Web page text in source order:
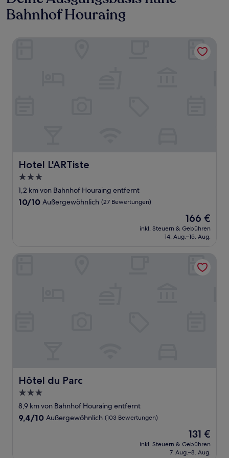
Bahnhof Houraing
Hotel L'ARTiste
Hotel L'ARTiste
3.0-
Sterne-
Unterkunft
1,2 km von Bahnhof Houraing entfernt
10.0
10/10 Außergewöhnlich (27 Bewertungen)
Der
Preis
beträgt
166 €
inkl. Steuern & Gebühren
14. Aug.–15. Aug.
Hôtel du Parc
Hôtel du Parc
3.0-
Sterne-
Unterkunft
8,9 km von Bahnhof Houraing entfernt
9.4
9,4/10 Außergewöhnlich (103 Bewertungen)
Der
Preis
beträgt
131 €
inkl. Steuern & Gebühren
7. Aug.–8. Aug.